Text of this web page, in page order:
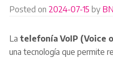
Posted on 2024-07-15 by
La telefonía VoIP (Voice
una tecnología que permite